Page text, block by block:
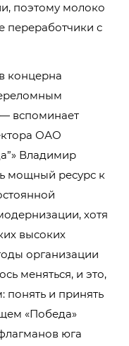
поэтому молоко
переработчики с
концерна
вспоминает
ОАО
Владимир
мощный ресурс к
хотя
высоких
организации
меняться, и это,
и принять
«Победа»
юга